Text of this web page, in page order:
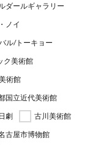
ダールギャラリー
ノイ
ル/トーキョー
ク美術館
術館
国立近代美術館
劇
古川美術館
古屋市博物館